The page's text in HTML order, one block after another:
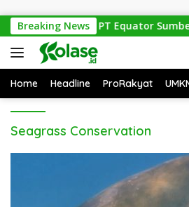
Breaking News
Hulu Evaluasi Izin PT Equator Sumber
Home Headline ProRakyat
Seagrass Conservation